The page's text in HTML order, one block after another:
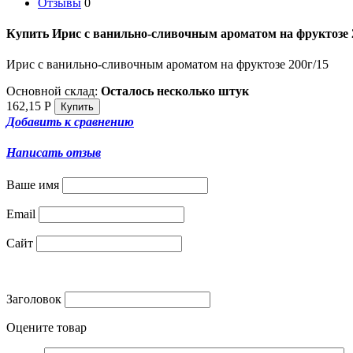
Купить Ирис с ванильно-сливочным ароматом на фруктозе
Ирис с ванильно-сливочным ароматом на фруктозе 200г/15
Основной склад: Осталось несколько штук
162,15 Р
Добавить к сравнению
Написать отзыв
Ваше имя
Email
Сайт
Заголовок
Оцените товар